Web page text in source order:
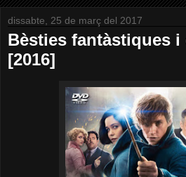
dissabte, 25 de març del 2017
Bèsties fantàstiques
[2016]